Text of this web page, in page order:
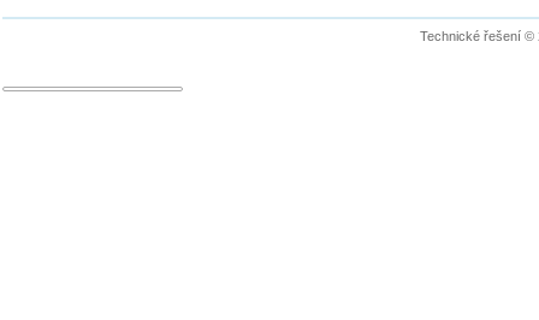
Technické řešení ©